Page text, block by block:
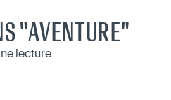
"AVENTURE"
lecture